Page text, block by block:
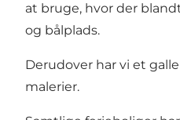
at bruge, hvor der
og bålplads.
Derudover har vi et
malerier.